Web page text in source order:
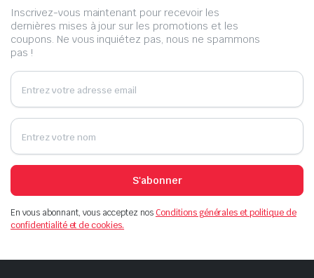
Inscrivez-vous maintenant pour recevoir les
dernières mises à jour sur les promotions et les
coupons. Ne vous inquiétez pas, nous ne spammons
pas !
S'abonner
En vous abonnant, vous acceptez nosConditions générales et politique de
confidentialité et de cookies.